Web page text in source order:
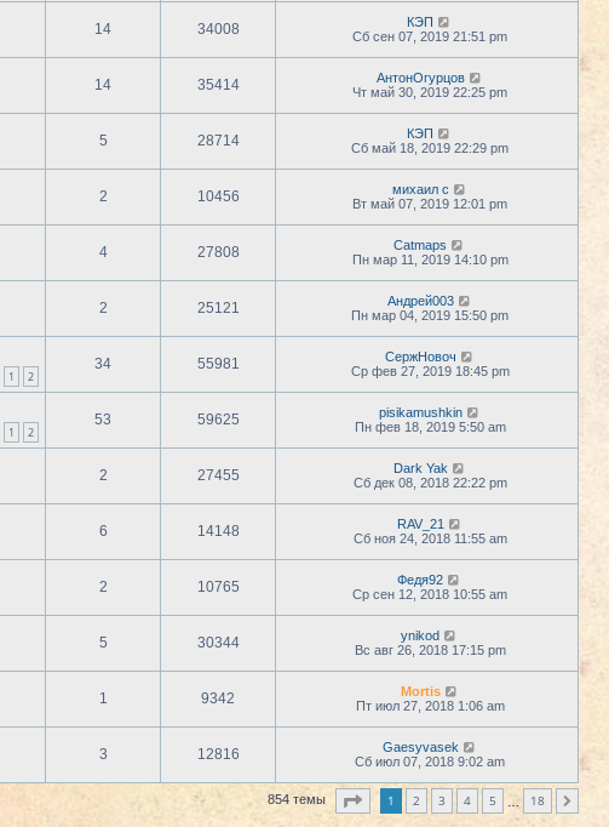
14 34008
КЭП
Сб сен 07, 2019 21:51 pm
14 35414
АнтонОгурцов
Чт май 30, 2019 22:25 pm
5 28714
КЭП
Сб май 18, 2019 22:29 pm
2 10456
михаил с
Вт май 07, 2019 12:01 pm
4 27808
Catmaps
Пн мар 11, 2019 14:10 pm
2 25121
Андрей003
Пн мар 04, 2019 15:50 pm
1 2
34 55981
СержНовоч
Ср фев 27, 2019 18:45 pm
1 2
53 59625
pisikamushkin
Пн фев 18, 2019 5:50 am
2 27455
Dark Yak
Сб дек 08, 2018 22:22 pm
6 14148
RAV_21
Сб ноя 24, 2018 11:55 am
2 10765
Федя92
Ср сен 12, 2018 10:55 am
5 30344
ynikod
Вс авг 26, 2018 17:15 pm
1 9342
Mortis
Пт июл 27, 2018 1:06 am
3 12816
Gaesyvasek
Сб июл 07, 2018 9:02 am
854 темы Страница из18
1 2 3 4 5 18